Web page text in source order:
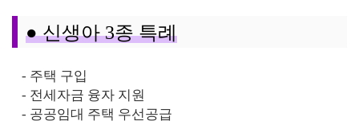
● 신생아 3종 특례
- 주택 구입
- 전세자금 융자 지원
- 공공임대 주택 우선공급